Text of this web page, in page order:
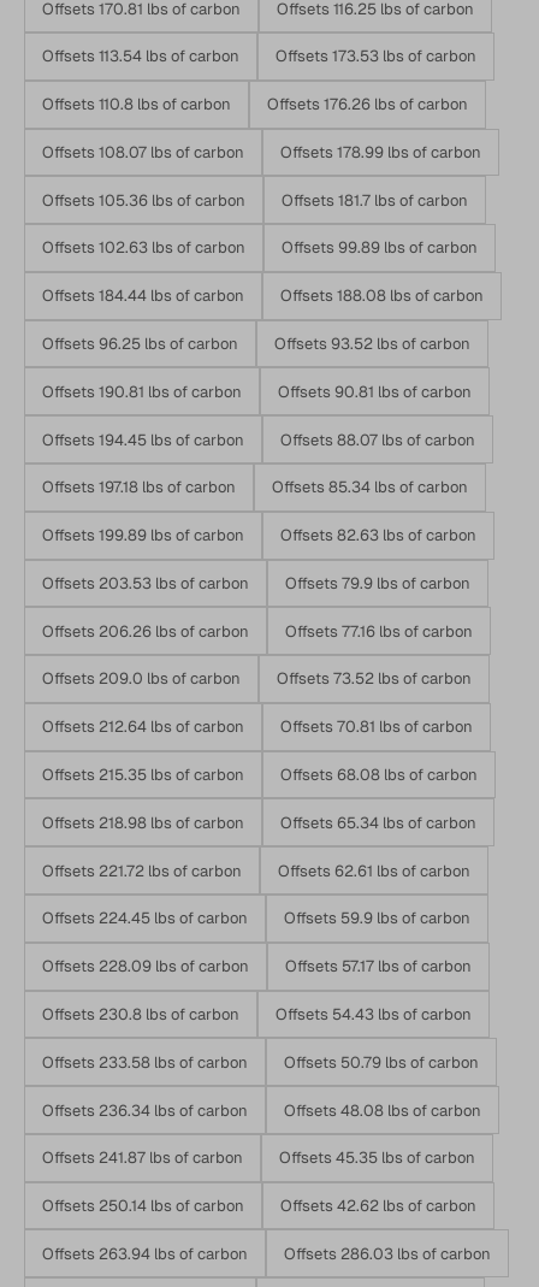
Offsets 170.81 lbs of carbon Offsets 116.25 lbs of carbon
Offsets 113.54 lbs of carbon Offsets 173.53 lbs of carbon
Offsets 110.8 lbs of carbon Offsets 176.26 lbs of carbon
Offsets 108.07 lbs of carbon Offsets 178.99 lbs of carbon
Offsets 105.36 lbs of carbon Offsets 181.7 lbs of carbon
Offsets 102.63 lbs of carbon Offsets 99.89 lbs of carbon
Offsets 184.44 lbs of carbon Offsets 188.08 lbs of carbon
Offsets 96.25 lbs of carbon Offsets 93.52 lbs of carbon
Offsets 190.81 lbs of carbon Offsets 90.81 lbs of carbon
Offsets 194.45 lbs of carbon Offsets 88.07 lbs of carbon
Offsets 197.18 lbs of carbon Offsets 85.34 lbs of carbon
Offsets 199.89 lbs of carbon Offsets 82.63 lbs of carbon
Offsets 203.53 lbs of carbon Offsets 79.9 lbs of carbon
Offsets 206.26 lbs of carbon Offsets 77.16 lbs of carbon
Offsets 209.0 lbs of carbon Offsets 73.52 lbs of carbon
Offsets 212.64 lbs of carbon Offsets 70.81 lbs of carbon
Offsets 215.35 lbs of carbon Offsets 68.08 lbs of carbon
Offsets 218.98 lbs of carbon Offsets 65.34 lbs of carbon
Offsets 221.72 lbs of carbon Offsets 62.61 lbs of carbon
Offsets 224.45 lbs of carbon Offsets 59.9 lbs of carbon
Offsets 228.09 lbs of carbon Offsets 57.17 lbs of carbon
Offsets 230.8 lbs of carbon Offsets 54.43 lbs of carbon
Offsets 233.58 lbs of carbon Offsets 50.79 lbs of carbon
Offsets 236.34 lbs of carbon Offsets 48.08 lbs of carbon
Offsets 241.87 lbs of carbon Offsets 45.35 lbs of carbon
Offsets 250.14 lbs of carbon Offsets 42.62 lbs of carbon
Offsets 263.94 lbs of carbon Offsets 286.03 lbs of carbon